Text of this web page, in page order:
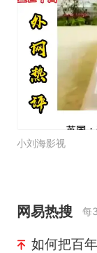
小刘海影视
网易热搜 每
如何把百